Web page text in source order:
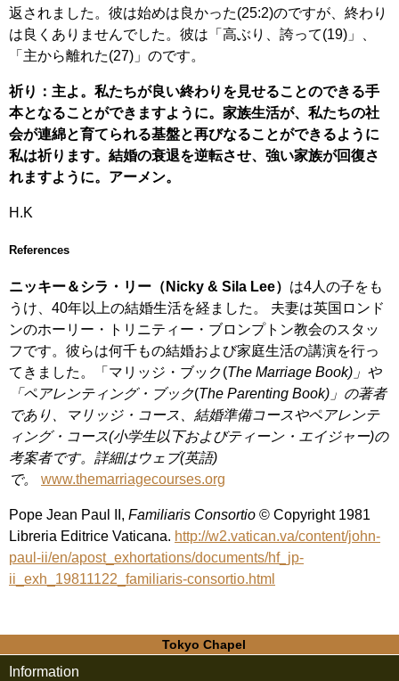
返されました。彼は始めは良かった(25:2)のですが、終わり
は良くありませんでした。彼は「高ぶり、誇って(19)」、
「主から離れた(27)」のです。
祈り：主よ。私たちが良い終わりを見せることのできる手
本となることができますように。家族生活が、私たちの社
会が連綿と育てられる基盤と再びなることができるように
私は祈ります。結婚の衰退を逆転させ、強い家族が回復さ
れますように。アーメン。
H.K
References
ニッキー＆シラ・リー （ Nicky & Sila Lee） は4人の子をも
うけ、40年以上の結婚生活を経ました。 夫妻は英国ロンド
ンのホーリー・トリニティー・ブロンプトン教会のスタッ
フです。彼らは何千もの結婚および家庭生活の講演を行っ
てきました。「マリッジ・ブック(The Marriage Book)」や
「ペアレンティング・ブック(The Parenting Book)」の著者
であり、マリッジ・コース、結婚準備コースやペアレンテ
ィング・コース(小学生以下およびティーン・エイジャー)の
考案者です。詳細はウェブ(英語)
で。
www.themarriagecourses.org
Pope Jean Paul II, Familiaris Consortio © Copyright 1981
Libreria Editrice Vaticana. http://w2.vatican.va/content/john-
paul-ii/en/apost_exhortations/documents/hf_jp-
ii_exh_19811122_familiaris-consortio.html
Tokyo Chapel
Information